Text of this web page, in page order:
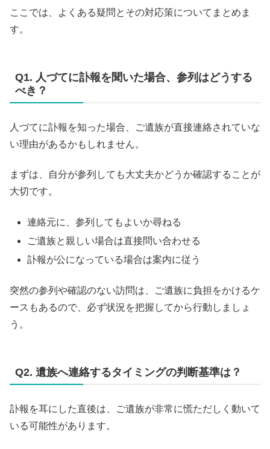
ここでは、よくある疑問とその対応策についてまとめま
す。
Q1. 人づてに訃報を聞いた場合、参列はどうする
べき？
人づてに訃報を知った場合、ご遺族が直接連絡されていな
い理由があるかもしれません。
まずは、自分が参列しても大丈夫かどうか確認することが
大切です。
連絡元に、参列してもよいか尋ねる
ご遺族と親しい場合は直接問い合わせる
訃報が公になっている場合は案内に従う
突然の参列や確認のない訪問は、ご遺族に負担をかけるケ
ースもあるので、必ず状況を把握してから行動しましょ
う。
Q2. 遺族へ連絡するタイミングの判断基準は？
訃報を耳にした直後は、ご遺族が非常に慌ただしく動いて
いる可能性があります。